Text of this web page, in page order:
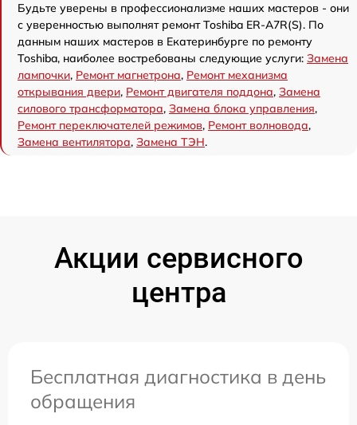
Будьте уверены в профессионализме наших мастеров - они
с уверенностью выполнят ремонт Toshiba ER-A7R(S). По
данным наших мастеров в Екатеринбурге по ремонту
Toshiba, наиболее востребованы следующие услуги: Замена
лампочки, Ремонт магнетрона, Ремонт механизма
открывания двери, Ремонт двигателя поддона, Замена
силового трансформатора, Замена блока управления,
Ремонт переключателей режимов, Ремонт волновода,
Замена вентилятора, Замена ТЭН.
Акции сервисного
центра
Бесплатная диагностика в день
обращения